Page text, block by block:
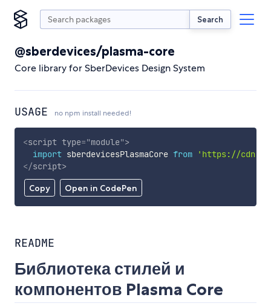
Search
@sberdevices/plasma-core
Core library for SberDevices Design System
USAGE no npm install needed!
Copy Open in CodePen
<script type="module">
import sberdevicesPlasmaCore from
'https://
</script>
README
Библиотека стилей и
компонентов Plasma Core